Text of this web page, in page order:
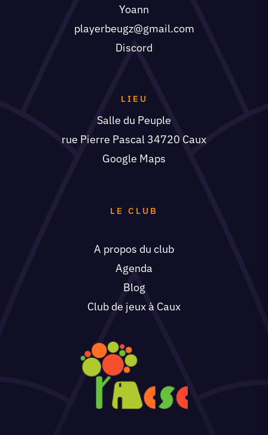
Yoann
playerbeugz@gmail.com
Discord
LIEU
Salle du Peuple
rue Pierre Pascal 34720 Caux
Google Maps
LE CLUB
A propos du club
Agenda
Blog
Club de jeux à Caux